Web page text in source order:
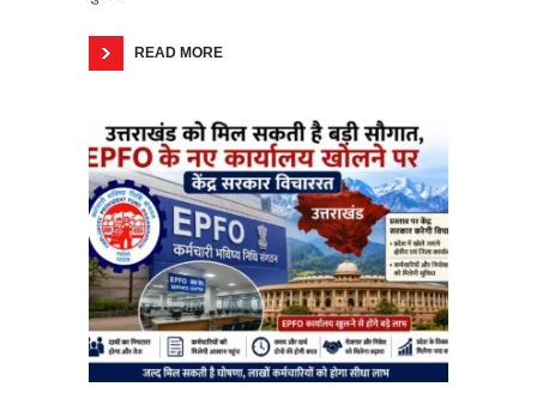
READ MORE